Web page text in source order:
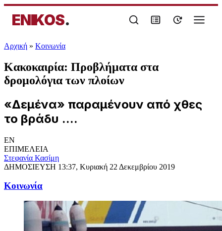
ENIKOS.
Αρχική » Κοινωνία
Κακοκαιρία: Προβλήματα στα
δρομολόγια των πλοίων
«Δεμένα» παραμένουν από χθες
το βράδυ ....
EN
ΕΠΙΜΕΛΕΙΑ
Στεφανία Κασίμη
ΔΗΜΟΣΙΕΥΣΗ 13:37, Κυριακή 22 Δεκεμβρίου 2019
Κοινωνία